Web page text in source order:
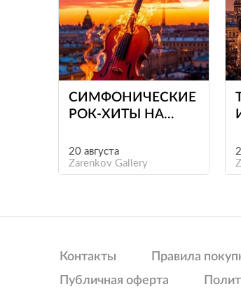
е
СИМФОНИЧЕСКИЕ
РОК-ХИТЫ НА
20 августа
Zarenkov Gallery
Контакты Правила
Публичная оферта